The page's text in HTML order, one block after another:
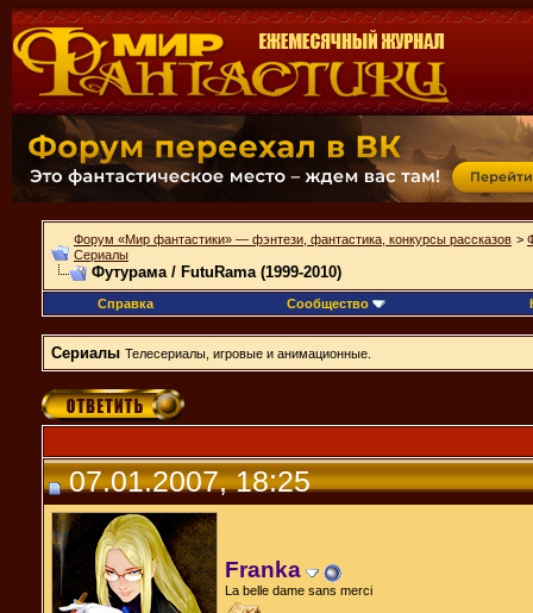
Форум «Мир фантастики» — фэнтези, фантастика, конкурсы рассказов >
Сериалы
Футурама / FutuRama (1999-2010)
Справка Сообщество
Сериалы Телесериалы, игровые и анимационные.
07.01.2007, 18:25
Franka
La belle dame sans merci